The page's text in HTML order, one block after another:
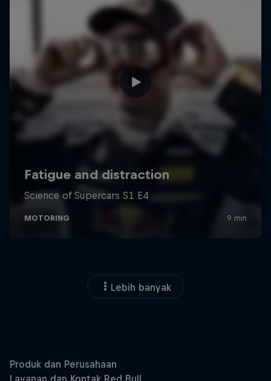
Lebih banyak